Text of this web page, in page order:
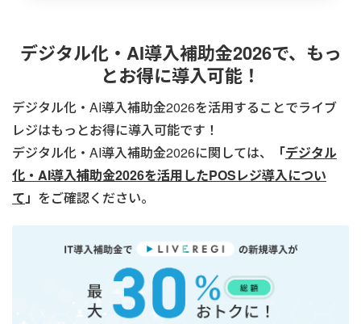
デジタル化・AI導入補助金2026で、もっ
とお得に導入可能！
デジタル化・AI導入補助金2026を活用することでライブ
レジはもっとお得に導入可能です！
デジタル化・AI導入補助金2026に関しては、
「デジタル
化・AI導入補助金2026を活用したPOSレジ導入につい
て」 をご確認ください。